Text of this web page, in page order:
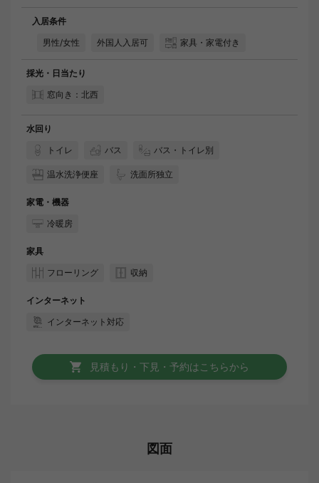
入居条件
男性/女性
外国人入居可 家具・家電付き
採光・日当たり
窓向き：北西
水回り
トイレ
バス バス・トイレ別
温水洗浄便座 洗面所独立
家電・機器
冷暖房
家具
フローリング
収納
インターネット
インターネット対応
見積もり・下見・予約はこちらから
図面